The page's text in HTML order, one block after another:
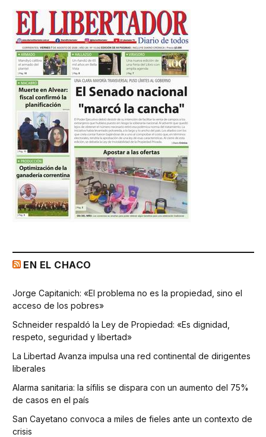
EN EL CHACO
Jorge Capitanich: «El problema no es la propiedad, sino el
acceso de los pobres»
Schneider respaldó la Ley de Propiedad: «Es dignidad,
respeto, seguridad y libertad»
La Libertad Avanza impulsa una red continental de dirigentes
liberales
Alarma sanitaria: la sífilis se dispara con un aumento del 75%
de casos en el país
San Cayetano convoca a miles de fieles ante un contexto de
crisis